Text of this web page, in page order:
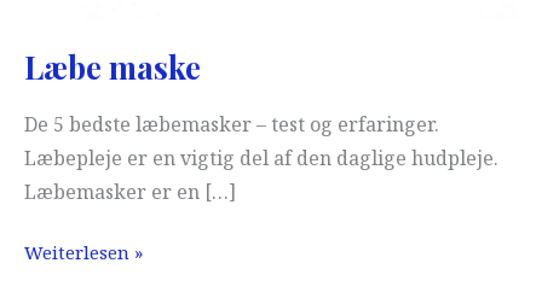
Læbe maske
De 5 bedste læbemasker – test og erfaringer.
Læbepleje er en vigtig del af den daglige hudpleje.
Læbemasker er en […]
Læbe
Weiterlesen »